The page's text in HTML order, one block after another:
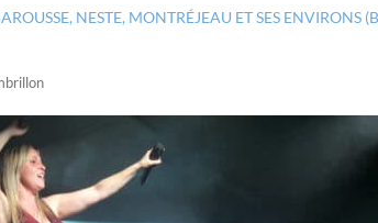
NESTE, MONTRÉJEAU ET SES ENVIRONS